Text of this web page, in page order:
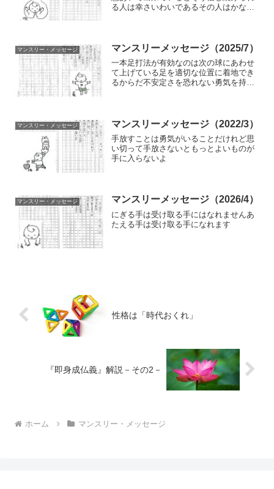
る人は幸さいわいであるその人はかなら
マンスリー・メッセージ マンスリーメッセージ（2025/7）
一本足打法が有効なのは次の球にあわせ
て上げている足を適切な位置に着地でき
るからだ不安定さを恐れない勇気を持と
マンスリー・メッセージ マンスリーメッセージ（2022/3）
手放すことは勇気がいることだけれど思
い切って手放さないともっとよいものが
手に入らないよ
マンスリー・メッセージ マンスリーメッセージ（2026/4）
にぎる手は受け取る手にはなれませんあ
たえる手は受け取る手になれます
性格は「時代おくれ」
『即身成仏義』解説－その2－
ホーム マンスリー・メッセージ